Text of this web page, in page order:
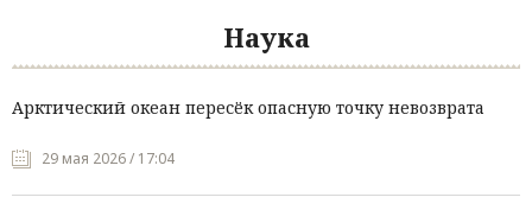
Наука
Арктический океан пересёк опасную точку невозврата
29 мая 2026 / 17:04